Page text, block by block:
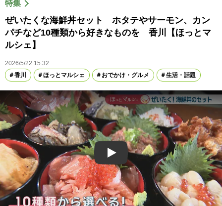
特集
ぜいたくな海鮮丼セット ホタテやサーモン、カン
パチなど10種類から好きなものを 香川【ほっとマ
ルシェ】
2026/5/22 15:32
香川
ほっとマルシェ おでかけ・グルメ 生活・話題
Play